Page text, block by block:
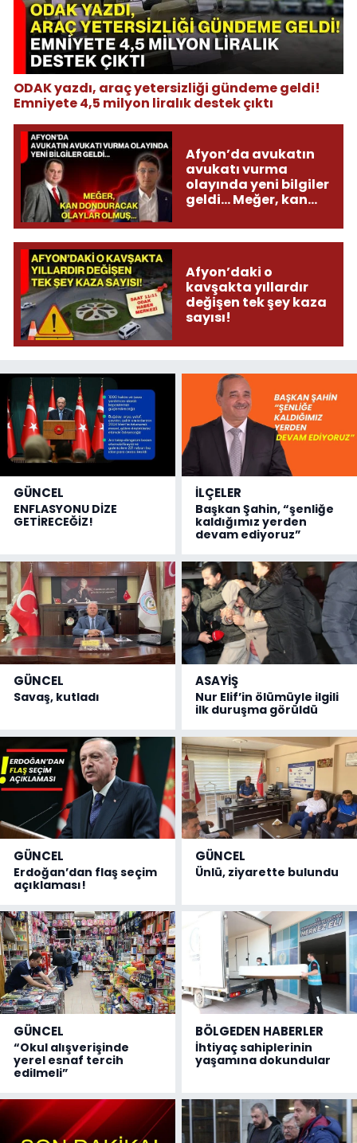
ODAK yazdı, araç yetersizliği gündeme geldi!
Emniyete 4,5 milyon liralık destek çıktı
Afyon’da avukatın
avukatı vurma
olayında yeni bilgiler
geldi... Meğer, kan
olmuş...
Afyon’daki o
kavşakta yıllardır
değişen tek şey kaza
sayısı!
GÜNCEL
ENFLASYONU DİZE
GETİRECEĞİZ!
İLÇELER
Başkan Şahin, “şenliğe
kaldığımız yerden
devam ediyoruz”
GÜNCEL
Savaş, kutladı
ASAYİŞ
Nur Elif’in ölümüyle ilgili
ilk duruşma görüldü
GÜNCEL
Erdoğan’dan flaş seçim
açıklaması!
GÜNCEL
Ünlü, ziyarette bulundu
GÜNCEL
“Okul alışverişinde
yerel esnaf tercih
edilmeli”
BÖLGEDEN HABERLER
İhtiyaç sahiplerinin
yaşamına dokundular